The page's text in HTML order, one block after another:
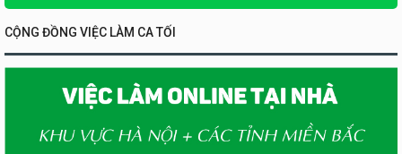
CỘNG ĐỒNG VIỆC LÀM CA TỐI